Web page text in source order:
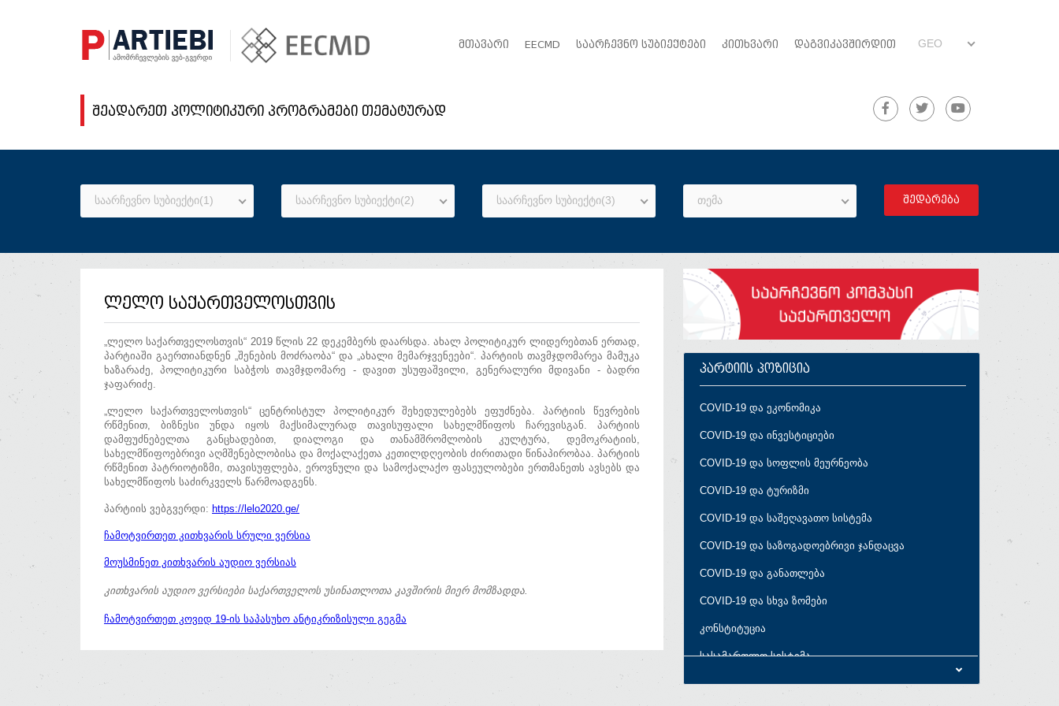
ᲛᲗᲐᲕᲐᲠᲘ EECMD ᲡᲐᲐᲠᲩᲔᲕᲜᲝ ᲡᲣᲑᲘᲔᲥᲢᲔᲑᲘ ᲙᲘᲗᲮᲕᲐᲠᲘ ᲓᲐᲒᲕᲘᲙᲐᲕᲨᲘᲠᲓᲘᲗ GEO
შეადარეთ პოლიტიკური პროგრამები თემატურად
საარჩევნო სუბიექტი(1) საარჩევნო სუბიექტი(2) საარჩევნო სუბიექტი(3) თემა
ლელო საქართველოსთვის
„ლელო საქართველოსთვის“ 2019 წლის 22 დეკემბერს დაარსდა. ახალ პოლიტიკურ ლიდერებთან ერთად,
პარტიაში გაერთიანდნენ „შენების მოძრაობა“ და „ახალი მემარჯვენეები“. პარტიის თავმჯდომარეა მამუკა
ხაზარაძე, პოლიტიკური საბჭოს თავმჯდომარე - დავით უსუფაშვილი, გენერალური მდივანი - ბადრი
ჯაფარიძე.
„ლელო საქართველოსთვის“ ცენტრისტულ პოლიტიკურ შეხედულებებს ეფუძნება. პარტიის წევრების
რწმენით, ბიზნესი უნდა იყოს მაქსიმალურად თავისუფალი სახელმწიფოს ჩარევისგან. პარტიის
დამფუძნებელთა განცხადებით, დიალოგი და თანამშრომლობის კულტურა, დემოკრატიის,
სახელმწიფოებრივი აღმშენებლობისა და მოქალაქეთა კეთილდღეობის ძირითადი წინაპირობაა. პარტიის
რწმენით პატრიოტიზმი, თავისუფლება, ეროვნული და სამოქალაქო ფასეულობები ერთმანეთს ავსებს და
სახელმწიფოს საძირკველს წარმოადგენს.
პარტიის ვებგვერდი: https://lelo2020.ge/
ჩამოტვირთეთ კითხვარის სრული ვერსია
მოუსმინეთ კითხვარის აუდიო ვერსიას
კითხვარის აუდიო ვერსიები საქართველოს უსინათლოთა კავშირის მიერ მომზადდა.
ჩამოტვირთეთ კოვიდ 19-ის საპასუხო ანტიკრიზისული გეგმა
პარტიის პოზიცია
COVID-19 და ეკონომიკა
COVID-19 და ინვესტიციები
COVID-19 და სოფლის მეურნეობა
COVID-19 და ტურიზმი
COVID-19 და საშეღავათო სისტემა
COVID-19 და საზოგადოებრივი ჯანდაცვა
COVID-19 და განათლება
COVID-19 და სხვა ზომები
კონსტიტუცია
სასამართლო სისტემა
პირადი ცხოვრების ხელშეუხებლობა